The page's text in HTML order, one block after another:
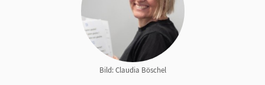
Bild: Claudia Böschel